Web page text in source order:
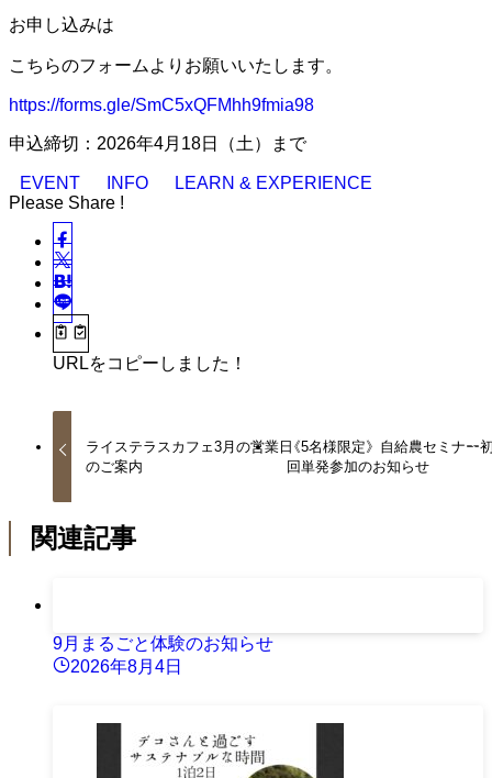
お申し込みは
こちらのフォームよりお願いいたします。
https://forms.gle/SmC5xQFMhh9fmia98
申込締切：2026年4月18日（土）まで
EVENT INFO
LEARN & EXPERIENCE
Please Share !
URLをコピーしました！
ライステラスカフェ3月の営業日
のご案内
《5名様限定》自給農セミナー
回単発参加のお知らせ
関連記事
9月まるごと体験のお知らせ
2026年8月4日